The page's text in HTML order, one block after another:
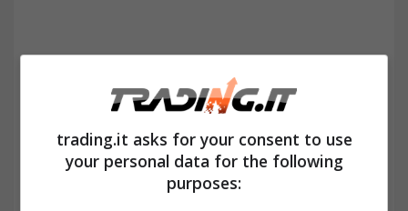
Poniamo il caso che si riceva un’eredità da
trading.it asks for your consent to use
your personal data for the following
purposes: